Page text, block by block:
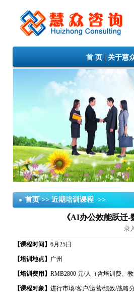
首 页| 关于慧
首页 >> 近期培训课程 >>
《AI办公效能跃迁
录
【课程时间】 6月 25日
【培训 地点】 广州
【培训费用】 RMB2800 元/人（含培训费、
【课程对象】 进行市场/客户/运营/绩效/战略